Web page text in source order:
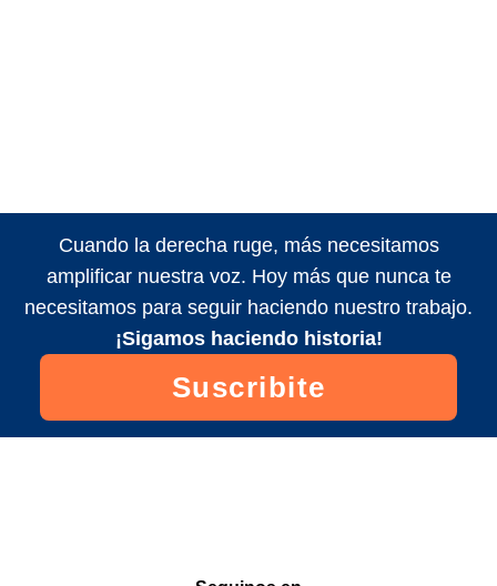
Cuando la derecha ruge, más necesitamos
amplificar nuestra voz. Hoy más que nunca te
necesitamos para seguir haciendo nuestro trabajo.
¡Sigamos haciendo historia!
Suscribite